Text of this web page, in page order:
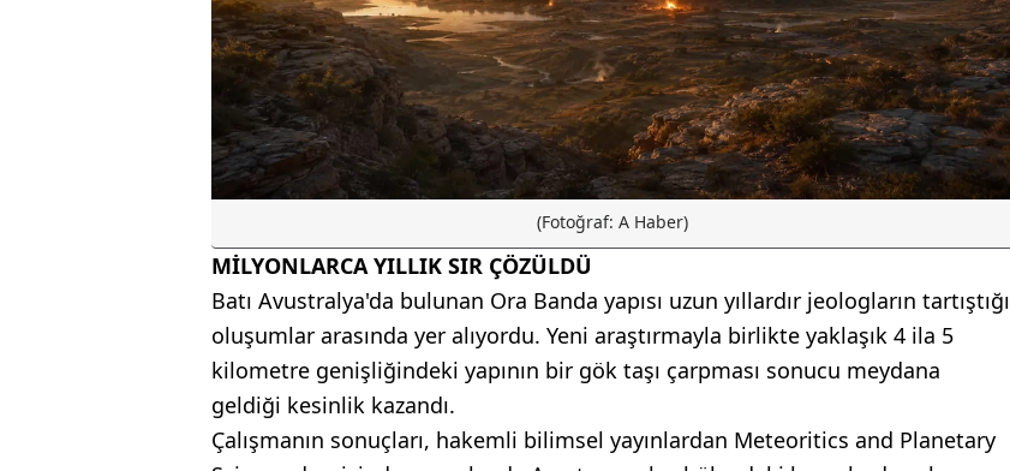
(Fotoğraf: A Haber)
MİLYONLARCA YILLIK SIR ÇÖZÜLDÜ
Batı Avustralya'da bulunan Ora Banda yapısı uzun yıllardır jeologların tartıştığı
oluşumlar arasında yer alıyordu. Yeni araştırmayla birlikte yaklaşık 4 ila 5
kilometre genişliğindeki yapının bir gök taşı çarpması sonucu meydana
geldiği kesinlik kazandı.
Çalışmanın sonuçları, hakemli bilimsel yayınlardan Meteoritics and Planetary